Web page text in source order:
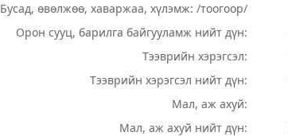
Бусад, өвөлжөө, хаваржаа, хүлэмж: /тоогоор/
Орон сууц, барилга байгууламж нийт дүн:
Тээврийн хэрэгсэл:
Тээврийн хэрэгсэл нийт дүн:
Мал, аж ахуй:
Мал, аж ахуй нийт дүн: